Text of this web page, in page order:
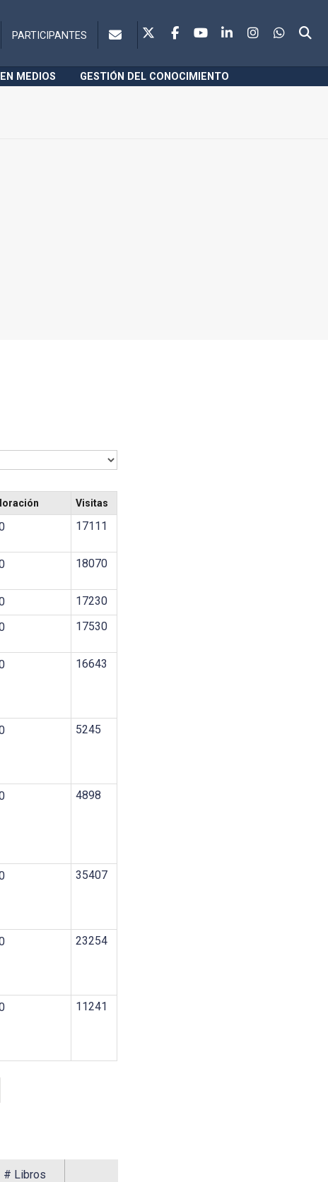
PARTICIPANTES
MEDIOS GESTIÓN DEL CONOCIMIENTO
Visitas
17111
18070
17230
17530
16643
5245
4898
35407
23254
11241
# Libros